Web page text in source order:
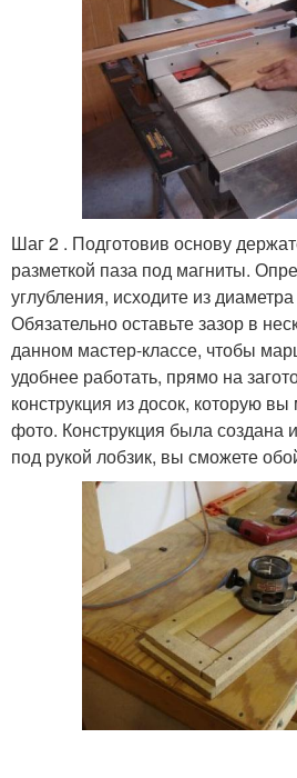
Шаг 2 . Подготовив основу
разметкой паза под магниты.
углубления, исходите из
Обязательно оставьте зазор в
данном мастер-классе, чтобы
удобнее работать, прямо на
конструкция из досок, которую
фото. Конструкция была создана
под рукой лобзик, вы сможете